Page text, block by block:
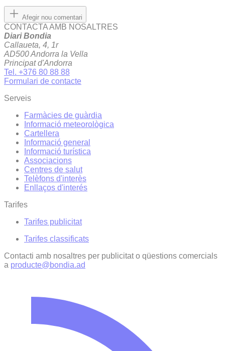
Afegir nou comentari
CONTACTA AMB NOSALTRES
Diari Bondia
Callaueta, 4, 1r
AD500 Andorra la Vella
Principat d'Andorra
Tel. +376 80 88 88
Formulari de contacte
Serveis
Farmàcies de guàrdia
Informació meteorològica
Cartellera
Informació general
Informació turística
Associacions
Centres de salut
Telèfons d'interès
Enllaços d'interés
Tarifes
Tarifes publicitat
Tarifes classificats
Contacti amb nosaltres per publicitat o qüestions comercials
a producte@bondia.ad